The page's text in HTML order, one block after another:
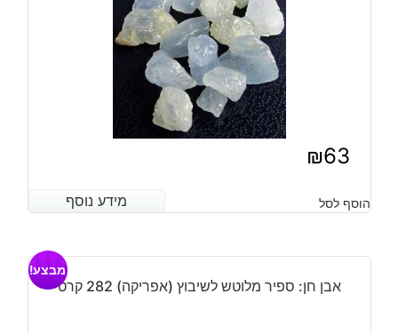
₪63
מידע נוסף הוסף לסל מידע נוסף
אבן חן: ספיר מלוטש לשיבוץ (אפריקה) 282 קרט
מבצע!